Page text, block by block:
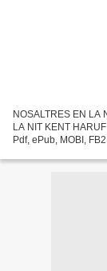
NOSALTRES EN LA
LA NIT KENT
Pdf, ePub, MOBI,